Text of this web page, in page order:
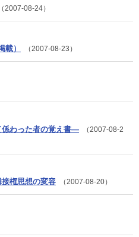
2007-08-24）
） （2007-08-23）
わった者の覚え書― （2007-08-2
権思想の変容 （2007-08-20）